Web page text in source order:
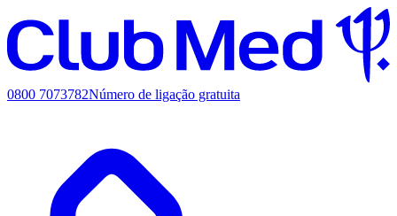
0800 7073782Número de ligação gratuita